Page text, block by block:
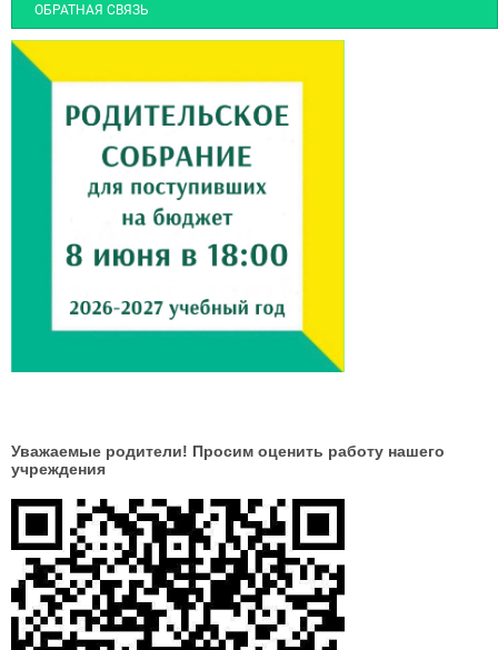
ОБРАТНАЯ СВЯЗЬ
Уважаемые родители! Просим оценить работу нашего
учреждения